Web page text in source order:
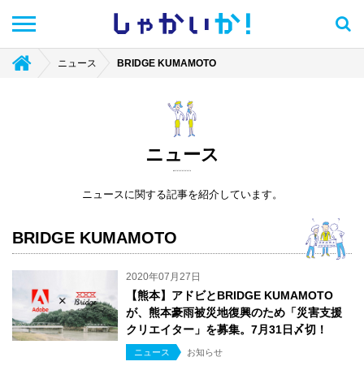
しゃかい か！
ニュース BRIDGE KUMAMOTO
ニュース
ニュースに関する記事を紹介しています。
BRIDGE KUMAMOTO
2020年07月27日
【熊本】アドビとBRIDGE KUMAMOTO
が、熊本豪雨被災地復興のため「災害支援
クリエイター」を募集。7月31日〆切！
ニュース お知らせ